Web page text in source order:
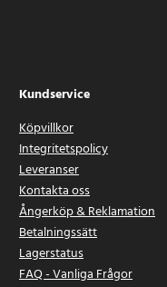
Kundservice
Köpvillkor
Integritetspolicy
Leveranser
Kontakta oss
Ångerköp & Reklamation
Betalningssätt
Lagerstatus
FAQ - Vanliga Frågor